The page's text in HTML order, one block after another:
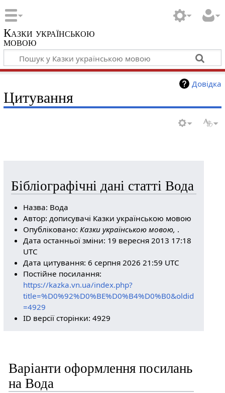
Казки українською
мовою
Довідка
Цитування
Бібліографічні дані статті Вода
Назва: Вода
Автор: дописувачі Казки українською мовою
Опубліковано:Казки українською мовою, .
Дата останньої зміни: 19 вересня 2013 17:18
UTC
Дата цитування: 6 серпня 2026 21:59 UTC
Постійне посилання:
https://kazka.vn.ua/index.php?
title=%D0%92%D0%BE%D0%B4%D0%B0&oldid
=4929
ID версії сторінки: 4929
Варіанти оформлення посилань
на Вода